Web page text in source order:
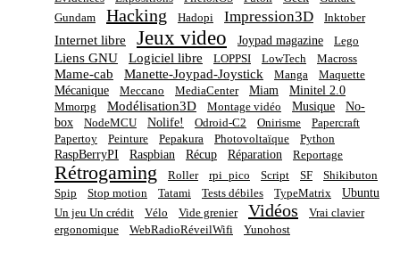
Gundam
Hacking Hadopi Impression3D Inktober
Internet libre Jeux video Joypad magazine Lego
Liens GNU Logiciel libre LOPPSI LowTech Macross
Mame-cab Manette-Joypad-Joystick Manga Maquette
Mécanique Meccano MediaCenter Miam Minitel 2.0
Mmorpg Modélisation3D Montage vidéo Musique
No-
box
NodeMCU Nolife! Odroid-C2 Onirisme
Papercraft
Papertoy
Peinture Pepakura Photovoltaïque Python
RaspBerryPI Raspbian Récup Réparation Reportage
Rétrogaming Roller rpi_pico Script SF
Shikibuton
Spip
Stop motion Tatami Tests débiles TypeMatrix Ubuntu
Un jeu Un crédit Vélo Vide grenier Vidéos
Vrai clavier
ergonomique
WebRadioRéveilWifi Yunohost